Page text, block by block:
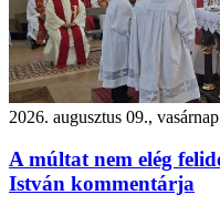
2026. augusztus 09., vasárnap
A múltat nem elég
István kommentárja